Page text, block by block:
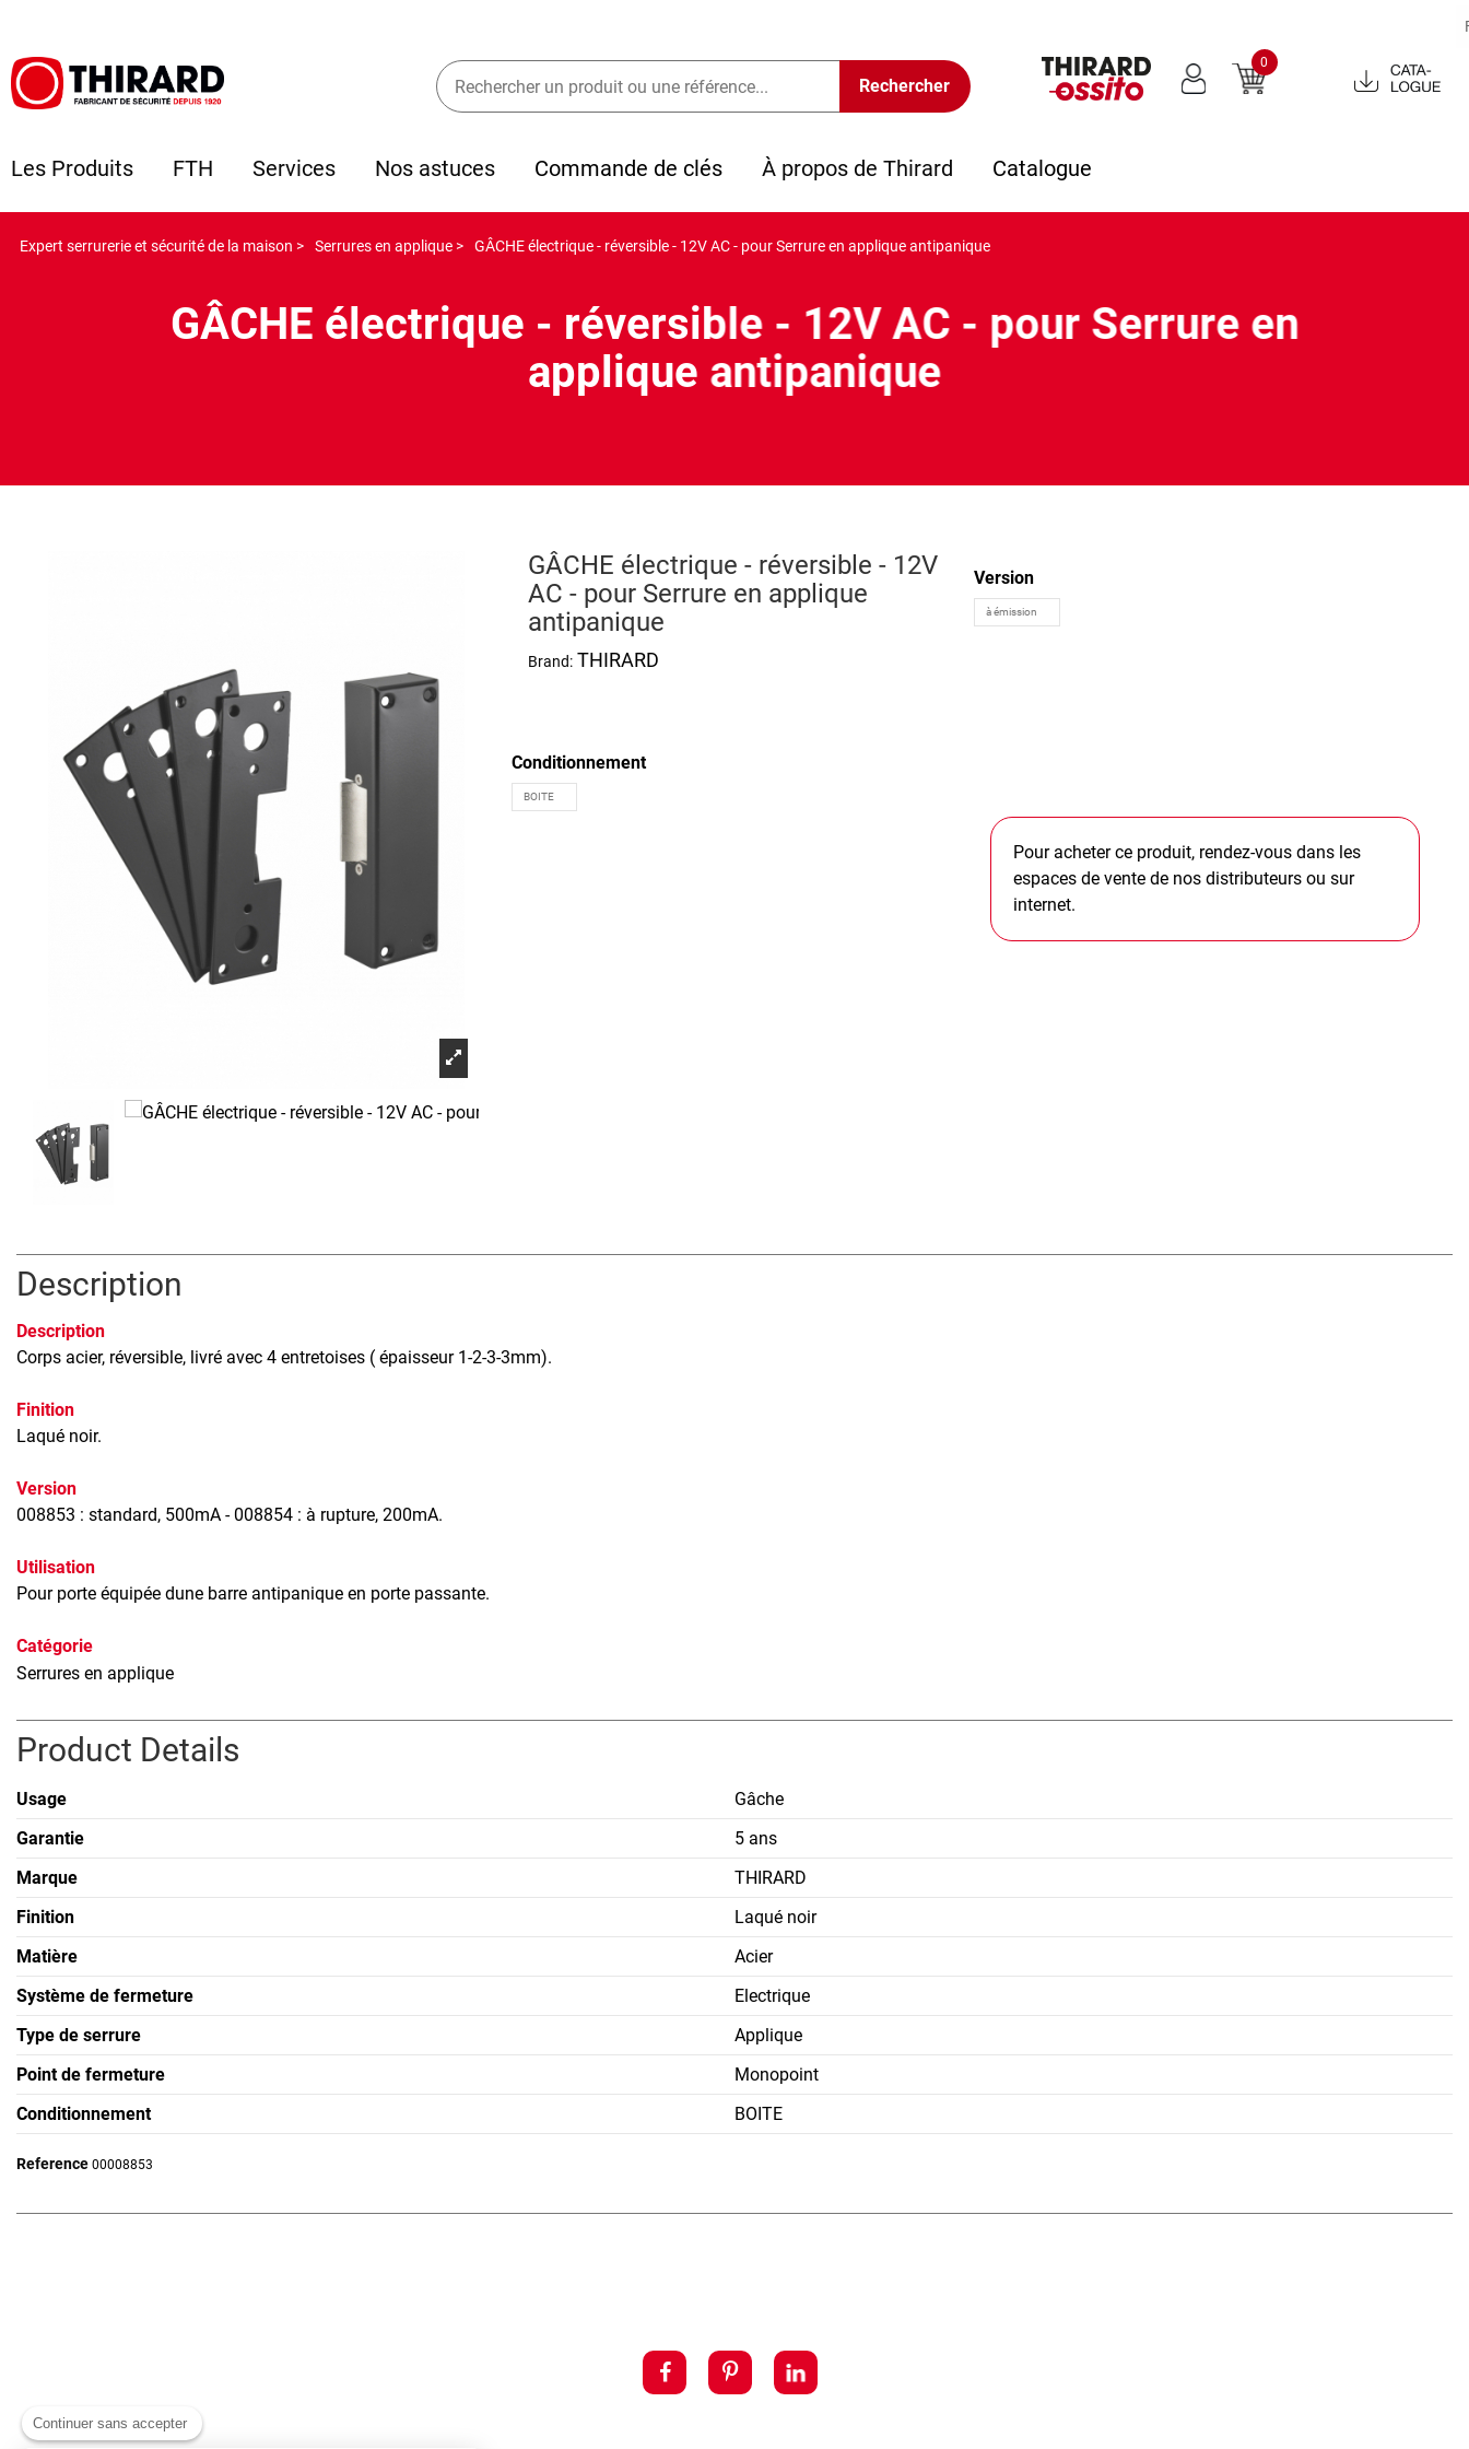
0
Catalogue
2022
Les Produits FTH Services Nos astuces Commande de clés À propos de Thirard Catalogue
Expert serrurerie et sécurité de la maison > Serrures en applique > GÂCHE électrique - réversible - 12V AC - pour Serrure en applique antipanique
GÂCHE électrique - réversible - 12V AC - pour Serrure en
applique antipanique
GÂCHE électrique - réversible - 12V
AC - pour Serrure en applique
antipanique
Brand: THIRARD
Version
Conditionnement
Pour acheter ce produit, rendez-vous dans les
espaces de vente de nos distributeurs ou sur
internet.
Description
Description
Corps acier, réversible, livré avec 4 entretoises ( épaisseur 1-2-3-3mm).
Finition
Laqué noir.
Version
008853 : standard, 500mA - 008854 : à rupture, 200mA.
Utilisation
Pour porte équipée dune barre antipanique en porte passante.
Catégorie
Serrures en applique
Product Details
Usage
Gâche
Garantie
5 ans
Marque
THIRARD
Finition
Laqué noir
Matière
Acier
Système de fermeture
Electrique
Type de serrure
Applique
Point de fermeture
Monopoint
Conditionnement
BOITE
Reference 00008853
Continuer sans accepter